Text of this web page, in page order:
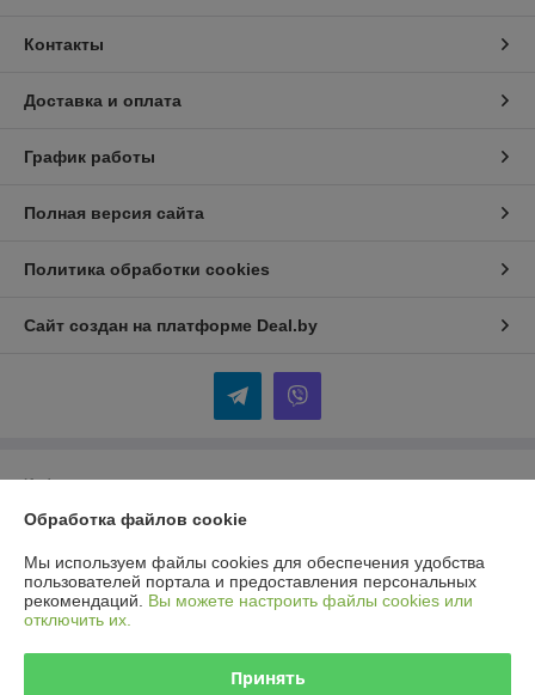
Контакты
Доставка и оплата
График работы
Полная версия сайта
Политика обработки cookies
Сайт создан на платформе Deal.by
Информация для покупателя
Юридическое лицо:Общество с ограниченной ответственностью
Республика Беларусь, г. Минск, 220073, пр. Пушкина, 68, кор. 18
Регистрационный номер ЕГР: 192166430
Регистрационный орган: Минский горисполком
Обработка файлов cookie
Мы используем файлы cookies для обеспечения удобства
пользователей портала и предоставления персональных
рекомендаций. Вы можете настроить файлы cookies или
отключить их.
Принять